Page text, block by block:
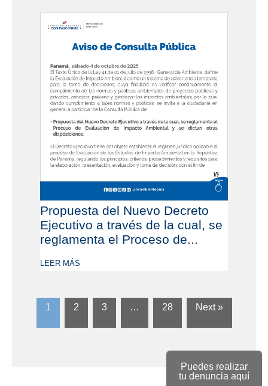
Puedes realizar
tu denuncia aquí
Propuesta del Nuevo Decreto
Ejecutivo a través de la cual, se
reglamenta el Proceso de...
LEER MÁS
1 2 3 … 28 Next »